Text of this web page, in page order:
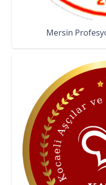
Mersin